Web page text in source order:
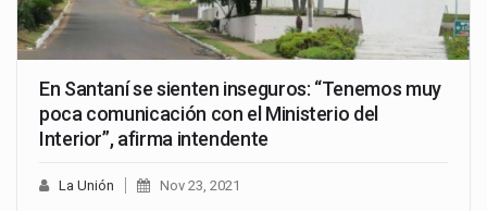
En Santaní se sienten inseguros: “Tenemos muy
poca comunicación con el Ministerio del
Interior”, afirma intendente
La Unión Nov 23, 2021